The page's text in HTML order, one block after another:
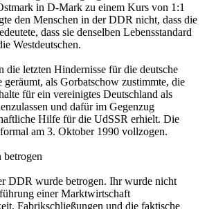
in D-Mark zu einem Kurs von 1:1
den Menschen in der DDR nicht, dass die
dass sie denselben Lebensstandard
Westdeutschen.
die letzten Hindernisse für die deutsche
geräumt, als Gorbatschow zustimmte, die
für ein vereinigtes Deutschland als
und dafür im Gegenzug
Hilfe für die UdSSR erhielt. Die
am 3. Oktober 1990 vollzogen.
betrogen
DDR wurde betrogen. Ihr wurde nicht
einer Marktwirtschaft
Fabrikschließungen und die faktische